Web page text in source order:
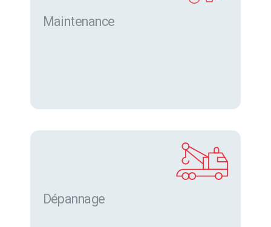
Maintenance
Dépannage